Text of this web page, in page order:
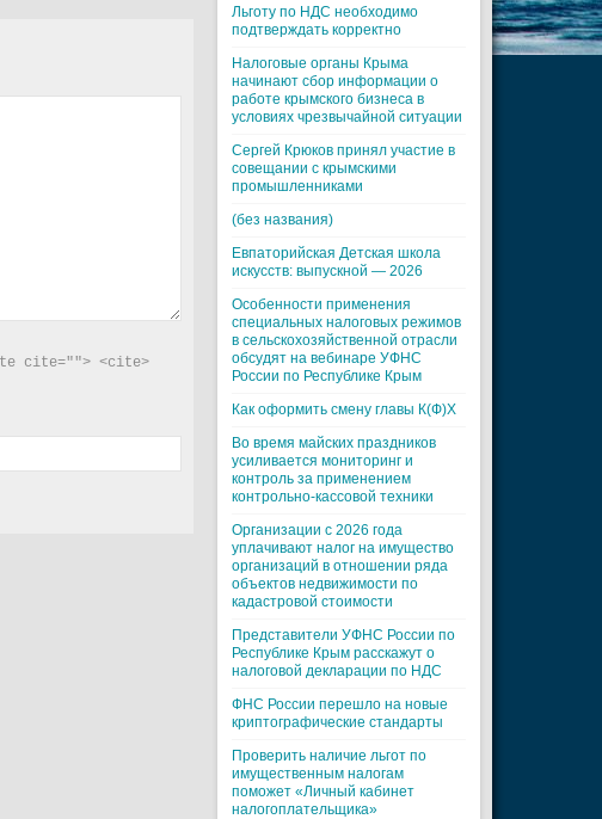
cite=""> <cite>
Льготу по НДС необходимо
подтверждать корректно
Налоговые органы Крыма
начинают сбор информации о
работе крымского бизнеса в
условиях чрезвычайной ситуации
Cергей Крюков принял участие в
совещании с крымскими
промышленниками
(без названия)
Евпаторийская Детская школа
искусств: выпускной — 2026
Особенности применения
специальных налоговых режимов
в сельскохозяйственной отрасли
обсудят на вебинаре УФНС
России по Республике Крым
Как оформить смену главы К(Ф)Х
Во время майских праздников
усиливается мониторинг и
контроль за применением
контрольно-кассовой техники
Организации с 2026 года
уплачивают налог на имущество
организаций в отношении ряда
объектов недвижимости по
кадастровой стоимости
Представители УФНС России по
Республике Крым расскажут о
налоговой декларации по НДС
ФНС России перешло на новые
криптографические стандарты
Проверить наличие льгот по
имущественным налогам
поможет «Личный кабинет
налогоплательщика»